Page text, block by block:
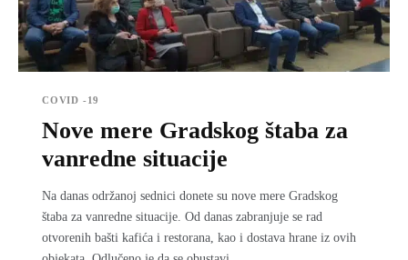
COVID -19
Nove mere Gradskog štaba za
vanredne situacije
Na danas održanoj sednici donete su nove mere Gradskog
štaba za vanredne situacije. Od danas zabranjuje se rad
otvorenih bašti kafića i restorana, kao i dostava hrane iz ovih